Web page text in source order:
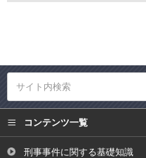
コンテンツ一覧
刑事事件に関する基礎知識